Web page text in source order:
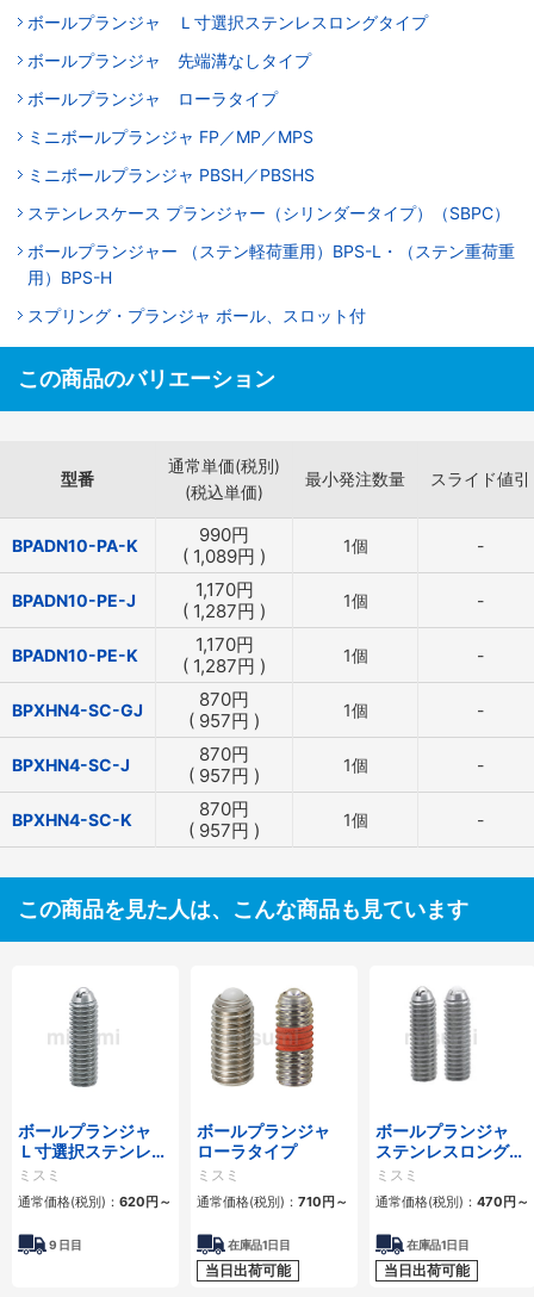
ボールプランジャ Ｌ寸選択ステンレスロングタイプ
ボールプランジャ 先端溝なしタイプ
ボールプランジャ ローラタイプ
ミニボールプランジャ FP／MP／MPS
ミニボールプランジャ PBSH／PBSHS
ステンレスケース プランジャー（シリンダータイプ）（SBPC）
ボールプランジャー （ステン軽荷重用）BPS-L・（ステン重荷重
用）BPS-H
スプリング・プランジャ ボール、スロット付
この商品のバリエーション
型番
通常単価(税別)
(税込単価)
最小発注数量 スライド値引
BPADN10-PA-K 990円
( 1,089円 ) 1個 -
BPADN10-PE-J 1,170円
( 1,287円 ) 1個 -
BPADN10-PE-K 1,170円
( 1,287円 ) 1個 -
BPXHN4-SC-GJ 870円
( 957円 ) 1個 -
BPXHN4-SC-J 870円
( 957円 ) 1個 -
BPXHN4-SC-K 870円
( 957円 ) 1個 -
この商品を見た人は、こんな商品も見ています
ボールプランジャ
Ｌ寸選択ステンレス
ロングタイプ
ミスミ
通常価格(税別)： 620円～
9 日目
ボールプランジャ
ローラタイプ
ミスミ
通常価格(税別)： 710円～
在庫品1日目
当日出荷可能
ボールプランジャ
ステンレスロングタ
イプ
ミスミ
通常価格(税別)： 470円～
在庫品1日目
当日出荷可能